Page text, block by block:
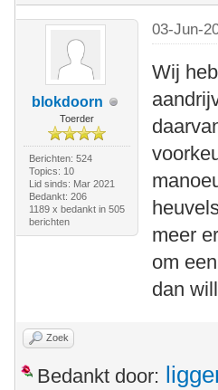
blokdoorn
Toerder
Berichten: 524
Topics: 10
Lid sinds: Mar 2021
Bedankt: 206
1189 x bedankt in 505
berichten
03-Jun-
Wij
meer
om
dan
Zoek
Bedankt door: